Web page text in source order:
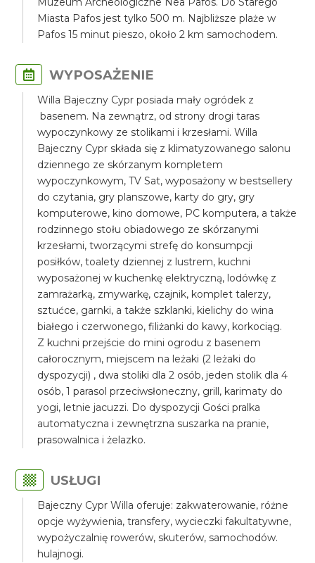
Miasta Pafos jest tylko 500 m. Najbliższe plaże w
Pafos 15 minut pieszo, około 2 km samochodem.
WYPOSAŻENIE
Willa Bajeczny Cypr posiada mały ogródek z
basenem. Na zewnątrz, od strony drogi taras
wypoczynkowy ze stolikami i krzesłami. Willa
Bajeczny Cypr składa się z klimatyzowanego salonu
dziennego ze skórzanym kompletem
wypoczynkowym, TV Sat, wyposażony w bestsellery
do czytania, gry planszowe, karty do gry, gry
komputerowe, kino domowe, PC komputera, a także
rodzinnego stołu obiadowego ze skórzanymi
krzesłami, tworzącymi strefę do konsumpcji
posiłków, toalety dziennej z lustrem, kuchni
wyposażonej w kuchenkę elektryczną, lodówkę z
zamrażarką, zmywarkę, czajnik, komplet talerzy,
sztućce, garnki, a także szklanki, kielichy do wina
białego i czerwonego, filiżanki do kawy, korkociąg.
Z kuchni przejście do mini ogrodu z basenem
całorocznym, miejscem na leżaki (2 leżaki do
dyspozycji) , dwa stoliki dla 2 osób, jeden stolik dla 4
osób, 1 parasol przeciwsłoneczny, grill, karimaty do
yogi, letnie jacuzzi. Do dyspozycji Gości pralka
automatyczna i zewnętrzna suszarka na pranie,
prasowalnica i żelazko.
USŁUGI
Bajeczny Cypr Willa oferuje: zakwaterowanie, różne
opcje wyżywienia, transfery, wycieczki fakultatywne,
wypożyczalnię rowerów, skuterów, samochodów.
hulajnogi.